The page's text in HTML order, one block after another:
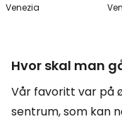
Venezia
Hvor skal man
Vår favoritt var på
sentrum, som kan